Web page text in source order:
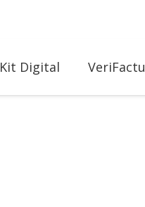
Kit Digital VeriFactu